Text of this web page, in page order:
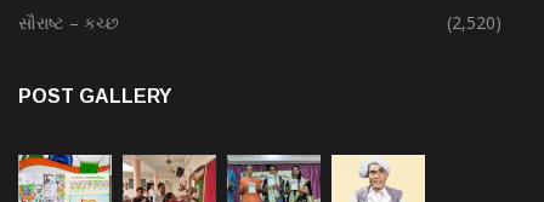
સૌરાષ્ટ – કચ્છ
(2,520)
POST GALLERY